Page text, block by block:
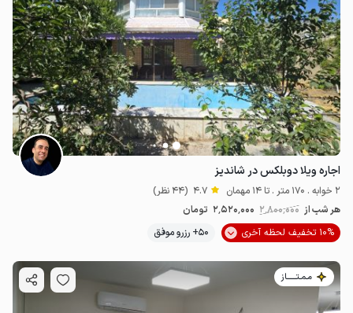
اجاره ویلا دوبلکس در شاندیز
2 خوابه . 170 متر . تا 14 مهمان 4.7 (44 نظر)
هر شب از 2٬800٬000 2٬520٬000 تومان
10% تخفیف لحظه آخری
50+ رزرو موفق
مـمـتــــــاز